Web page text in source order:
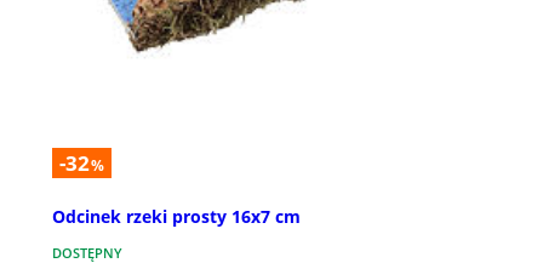
-32%
Odcinek rzeki prosty 16x7 cm
DOSTĘPNY